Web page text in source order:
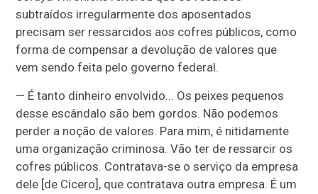
subtraídos irregularmente dos aposentados
precisam ser ressarcidos aos cofres públicos, como
forma de compensar a devolução de valores que
vem sendo feita pelo governo federal.
— É tanto dinheiro envolvido... Os peixes pequenos
desse escândalo são bem gordos. Não podemos
perder a noção de valores. Para mim, é nitidamente
uma organização criminosa. Vão ter de ressarcir os
cofres públicos. Contratava-se o serviço da empresa
dele [de Cícero], que contratava outra empresa. É um